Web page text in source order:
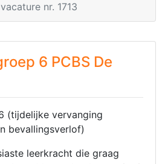
vacature nr. 1713
6 PCBS De
(tijdelijke vervanging
bevallingsverlof)
leerkracht die graag